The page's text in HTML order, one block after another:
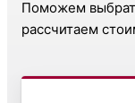
Поможем
рассчитаем